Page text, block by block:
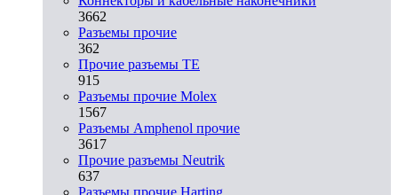
3662
Разъeмы прочие
362
Прочие разъемы TE
915
Разъемы прочие Molex
1567
Разъемы Amphenol прочие
3617
Прочие разъемы Neutrik
637
Разъемы прочие Harting